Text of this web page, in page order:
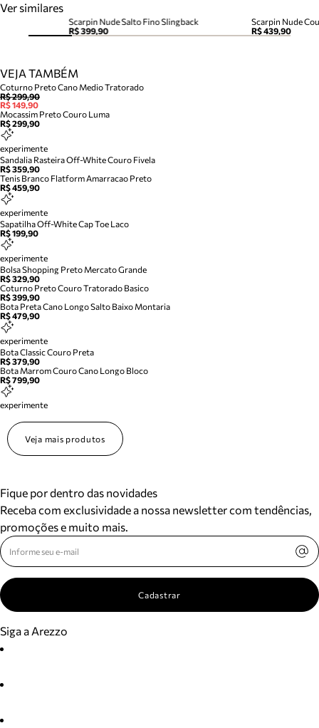
Ver similares
Scarpin Nude Salto Fino Slingback
R$ 399,90
Scarpin Nude
R$ 439,90
VEJA TAMBÉM
Coturno Preto Cano Medio Tratorado
R$ 299,90
R$ 149,90
Mocassim Preto Couro Luma
R$ 299,90
experimente
Sandalia Rasteira Off-White Couro Fivela
R$ 359,90
Tenis Branco Flatform Amarracao Preto
R$ 459,90
experimente
Sapatilha Off-White Cap Toe Laco
R$ 199,90
experimente
Bolsa Shopping Preto Mercato Grande
R$ 329,90
Coturno Preto Couro Tratorado Basico
R$ 399,90
Bota Preta Cano Longo Salto Baixo Montaria
R$ 479,90
experimente
Bota Classic Couro Preta
R$ 379,90
Bota Marrom Couro Cano Longo Bloco
R$ 799,90
experimente
Veja mais produtos
Fique por dentro das novidades
Receba com exclusividade a nossa newsletter com tendências,
promoções e muito mais.
Cadastrar
Siga a Arezzo